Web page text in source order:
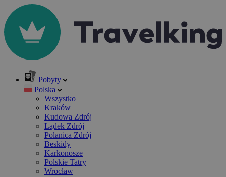
Pobyty
Polska
Wszystko
Kraków
Kudowa Zdrój
Lądek Zdrój
Polanica Zdrój
Beskidy
Karkonosze
Polskie Tatry
Wrocław